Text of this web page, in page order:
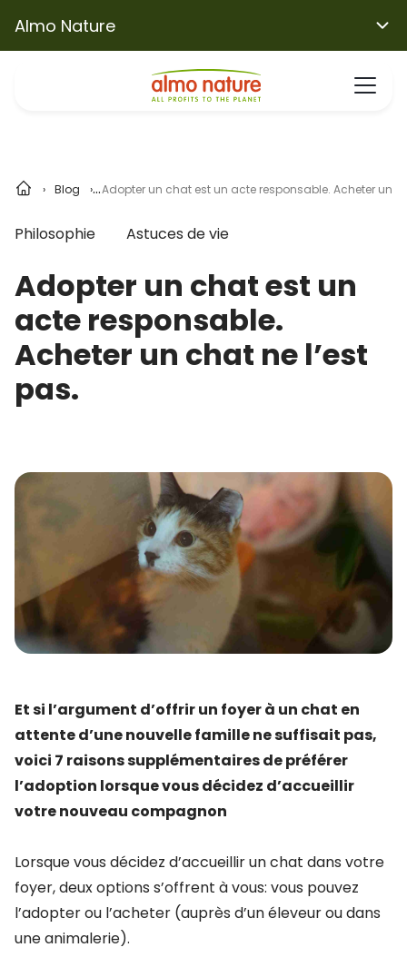
Almo Nature
Blog Adopter un chat est un acte responsable. Acheter un
Philosophie Astuces de vie
Adopter un chat est un
acte responsable.
Acheter un chat ne l’est
pas.
Et si l’argument d’offrir un foyer à un chat en
attente d’une nouvelle famille ne suffisait pas,
voici 7 raisons supplémentaires de préférer
l’adoption lorsque vous décidez d’accueillir
votre nouveau compagnon
Lorsque vous décidez d’accueillir un chat dans votre
foyer, deux options s’offrent à vous: vous pouvez
l’adopter ou l’acheter (auprès d’un éleveur ou dans
une animalerie).